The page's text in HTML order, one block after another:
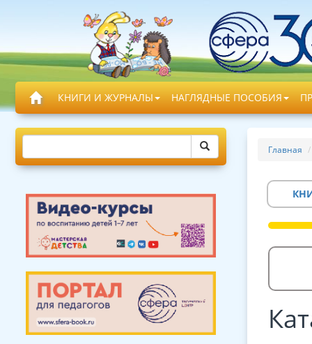
КНИГИ И ЖУРНАЛЫ НАГЛЯДНЫЕ ПОСОБИЯ
Главная